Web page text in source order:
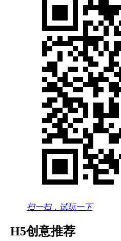
扫一扫，试玩一下
H5创意推荐